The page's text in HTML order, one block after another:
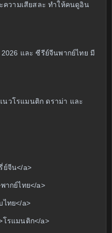
ความเสียสละ ทำให้คนดูอิน
2026 และ ซีรีย์จีนพากย์ไทย มี
วโรแมนติก ดราม่า และ
ย์จีน</a>
ากย์ไทย</a>
ไทย</a>
โรแมนติก</a>